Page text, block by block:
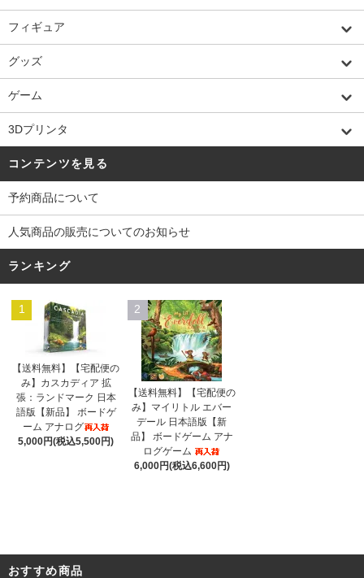
フィギュア
グッズ
ゲーム
3Dプリンタ
コンテンツを見る
予約商品について
人気商品の販売についてのお知らせ
ランキング
1
【送料無料】【宅配便の
み】カスカディア 拡
張：ランドマーク 日本
語版【新品】 ボードゲ
ーム アナログ
5,000円(税込5,500円)
2
【送料無料】【宅配便の
み】マイリトル エバー
デール 日本語版【新
品】 ボードゲーム アナ
ログゲーム
6,000円(税込6,600円)
おすすめ商品